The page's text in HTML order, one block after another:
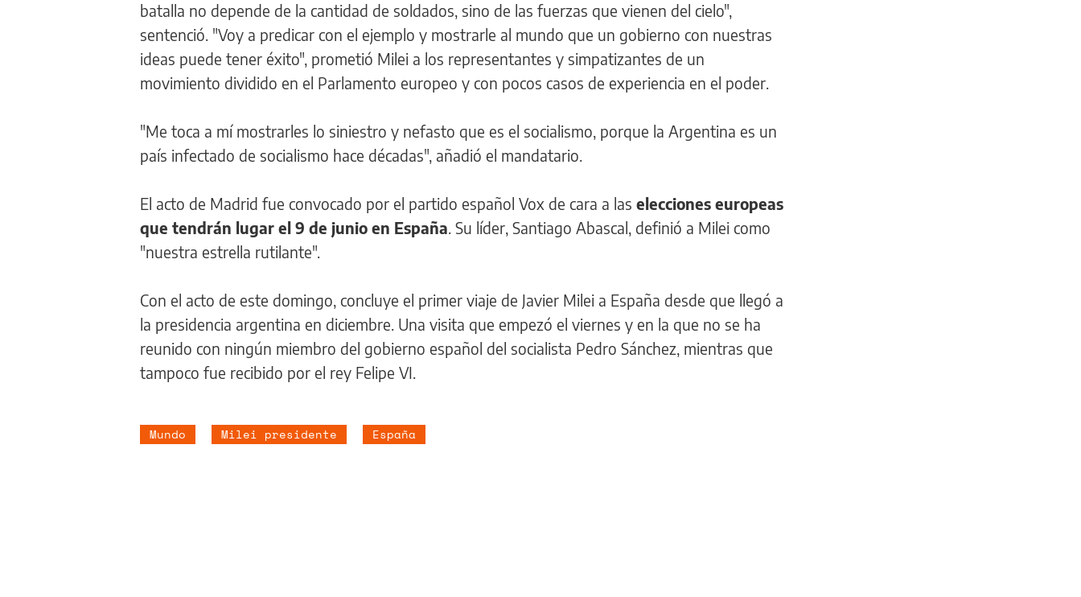
batalla no depende de la cantidad de soldados, sino de las fuerzas que vienen del cielo",
sentenció. "Voy a predicar con el ejemplo y mostrarle al mundo que un gobierno con nuestras
ideas puede tener éxito", prometió Milei a los representantes y simpatizantes de un
movimiento dividido en el Parlamento europeo y con pocos casos de experiencia en el poder.
"Me toca a mí mostrarles lo siniestro y nefasto que es el socialismo, porque la Argentina es un
país infectado de socialismo hace décadas", añadió el mandatario.
El acto de Madrid fue convocado por el partido español Vox de cara a las elecciones europeas
que tendrán lugar el 9 de junio en España. Su líder, Santiago Abascal, definió a Milei como
"nuestra estrella rutilante".
Con el acto de este domingo, concluye el primer viaje de Javier Milei a España desde que llegó a
la presidencia argentina en diciembre. Una visita que empezó el viernes y en la que no se ha
reunido con ningún miembro del gobierno español del socialista Pedro Sánchez, mientras que
tampoco fue recibido por el rey Felipe VI.
Mundo Milei presidente España